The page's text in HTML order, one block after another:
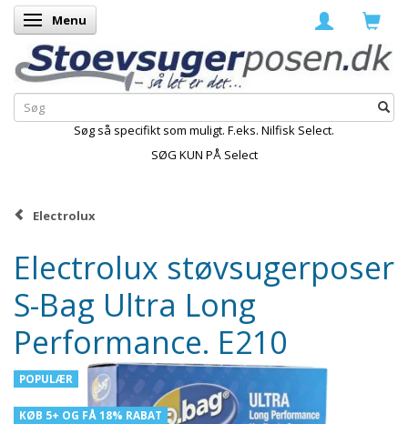
Skifte navigation
Menu
Søg så specifikt som muligt. F.eks. Nilfisk Select.
SØG KUN PÅ Select
Electrolux
Electrolux støvsugerposer
S-Bag Ultra Long
Performance. E210
POPULÆR
KØB 5+ OG FÅ 18% RABAT